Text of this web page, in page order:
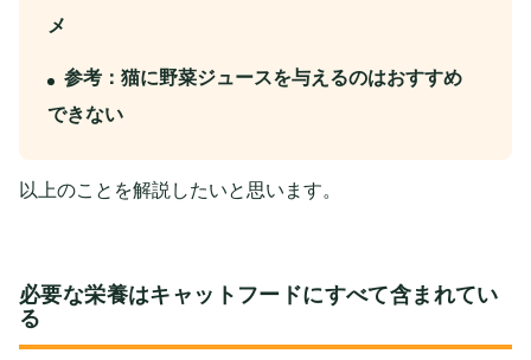
メ
参考：猫に野菜ジュースを与えるのはおすすめ
できない
以上のことを解説したいと思います。
必要な栄養はキャットフードにすべて含まれてい
る